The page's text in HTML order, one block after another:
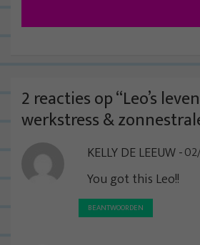
i
t
n
v
i
2 reacties op “Leo’s
werkstress &
KELLY DE LEEUW
You got this Leo!!
BEANTWOORDEN